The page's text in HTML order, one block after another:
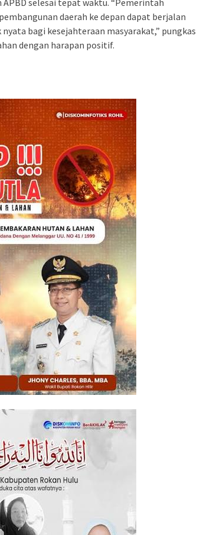
selesai tepat waktu. “Pemerintah
daerah ke depan dapat berjalan
bagi kesejahteraan masyarakat,” pungkas
dengan harapan positif.